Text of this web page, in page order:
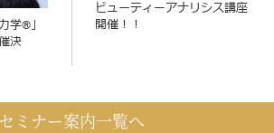
学®」
決
ビューティーアナリシス講座
開催！！
セミナー案内一覧へ